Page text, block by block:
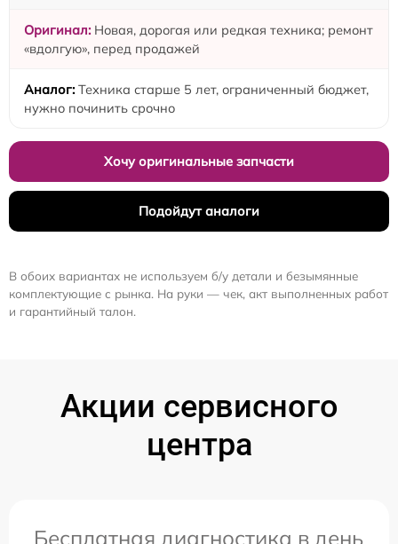
Новая, дорогая или редкая техника; ремонт
«вдолгую», перед продажей
Техника старше 5 лет, ограниченный бюджет,
нужно починить срочно
Хочу оригинальные запчасти
Подойдут аналоги
В обоих вариантах не используем б/у детали и безымянные
комплектующие с рынка. На руки — чек, акт выполненных работ
и гарантийный талон.
Акции сервисного
центра
Бесплатная диагностика в день